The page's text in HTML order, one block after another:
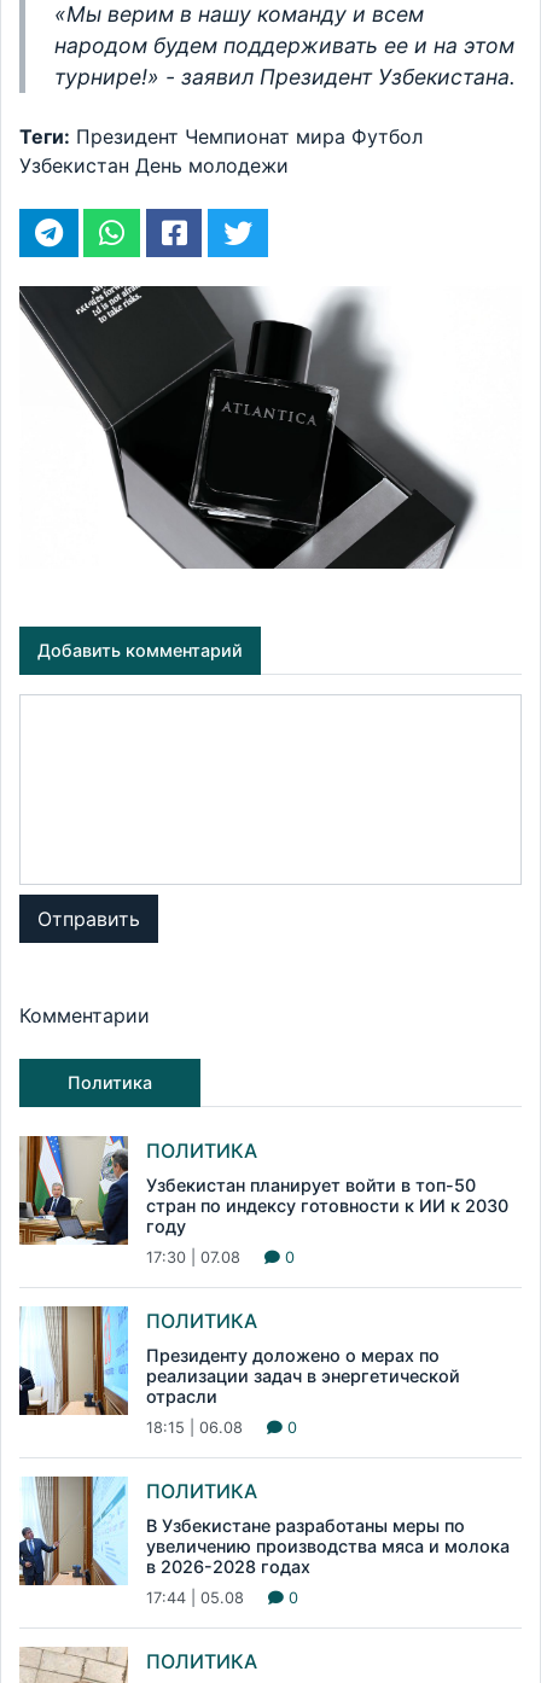
«Мы верим в нашу команду и всем
народом будем поддерживать ее и на этом
турнире!» - заявил Президент Узбекистана.
Теги: Президент Чемпионат мира Футбол
Узбекистан День молодежи
Добавить комментарий
Отправить
Комментарии
Политика
ПОЛИТИКА
Узбекистан планирует войти в топ-50
стран по индексу готовности к ИИ к 2030
году
17:30 | 07.08 0
ПОЛИТИКА
Президенту доложено о мерах по
реализации задач в энергетической
отрасли
18:15 | 06.08 0
ПОЛИТИКА
В Узбекистане разработаны меры по
увеличению производства мяса и молока
в 2026-2028 годах
17:44 | 05.08 0
ПОЛИТИКА